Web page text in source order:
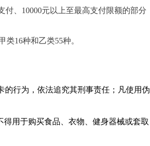
付、10000元以上至最高支付限额的部分
16种和乙类55种。
的行为，依法追究其刑事责任；凡使用伪
用于购买食品、衣物、健身器械或套取